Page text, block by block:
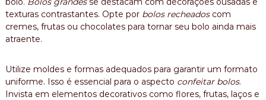
texturas contrastantes. Opte por bolos recheadoscom
cremes, frutas ou chocolates para tornar seu bolo ainda mais
atraente.
Utilize moldes e formas adequados para garantir um formato
uniforme. Isso é essencial para o aspecto confeitar bolos.
Invista em elementos decorativos como flores, frutas, laços e